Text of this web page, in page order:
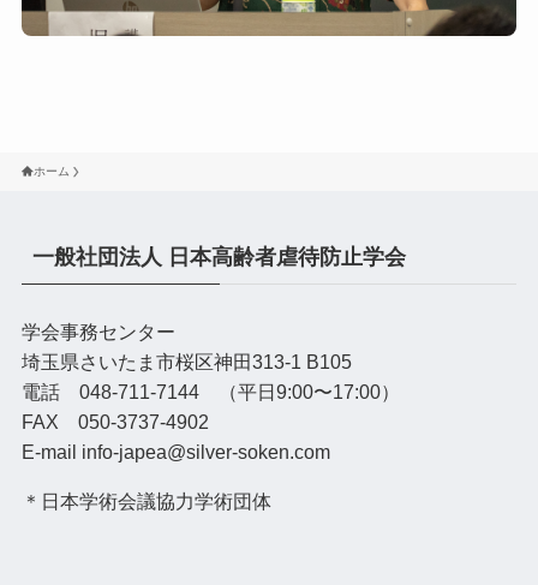
ホーム
一般社団法人 日本高齢者虐待防止学会
学会事務センター
埼玉県さいたま市桜区神田313-1 B105
電話 048-711-7144 （平日9:00〜17:00）
FAX 050-3737-4902
E-mail info-japea@silver-soken.com
＊日本学術会議協力学術団体